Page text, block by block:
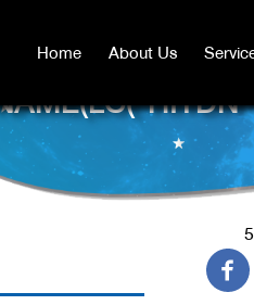
Home About Us Service
Home About Us